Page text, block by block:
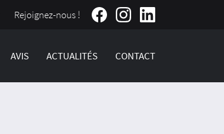
Rejoignez-nous !
AVIS ACTUALITÉS CONTACT